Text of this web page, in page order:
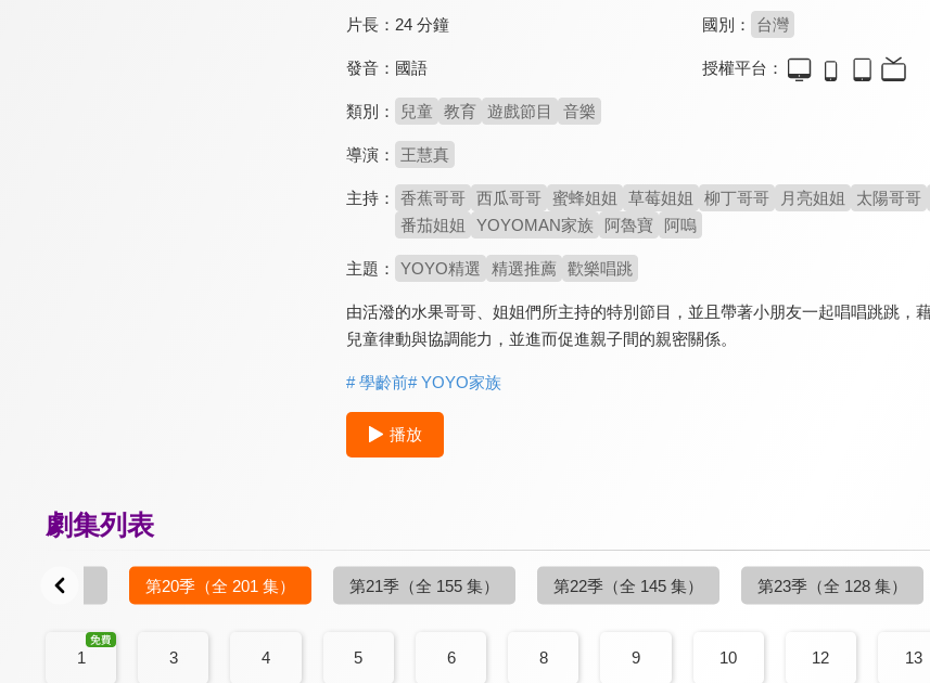
片長： 24 分鐘 國別： 台灣
發音： 國語 授權平台：
類別： 兒童 教育 遊戲節目 音樂
導演： 王慧真
主持： 香蕉哥哥 西瓜哥哥 蜜蜂姐姐 草莓姐姐 柳丁哥哥 月亮姐姐 太陽哥哥
番茄姐姐
YOYOMAN家族 阿魯寶 阿嗚
主題： YOYO精選 精選推薦 歡樂唱跳
由活潑的水果哥哥、姐姐們所主持的特別節目，並且帶著小朋友一起唱唱跳跳
兒童律動與協調能力，並進而促進親子間的親密關係。
# 學齡前# YOYO家族
播放
劇集列表
全 106 集） 第20季 （全 201 集） 第21季 （全 155 集） 第22季 （全 145 集） 第23季 （全 128 集）
1 3 4 5 6 8 9 10 12 13